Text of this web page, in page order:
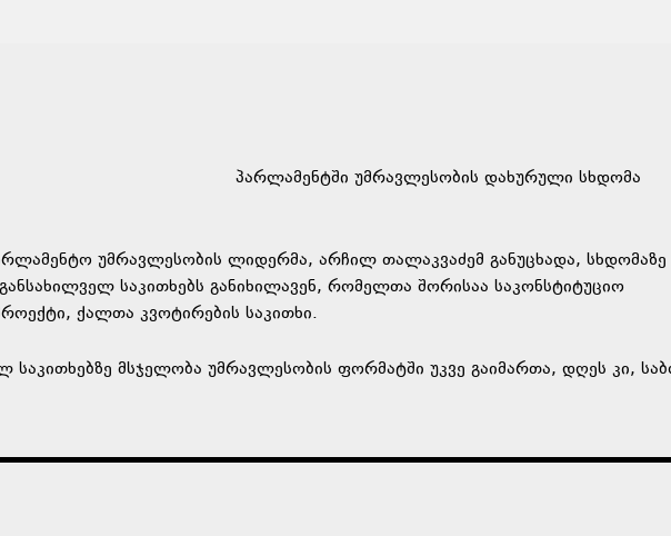
პარლამენტში უმრავლესობის დახურული სხდომა
უმრავლესობის ლიდერმა, არჩილ თალაკვაძემ განუცხადა, სხდომაზე
საკითხებს განიხილავენ, რომელთა შორისაა საკონსტიტუციო
ქალთა კვოტირების საკითხი.
საკითხებზე მსჯელობა უმრავლესობის ფორმატში უკვე გაიმართა, დღეს კი,